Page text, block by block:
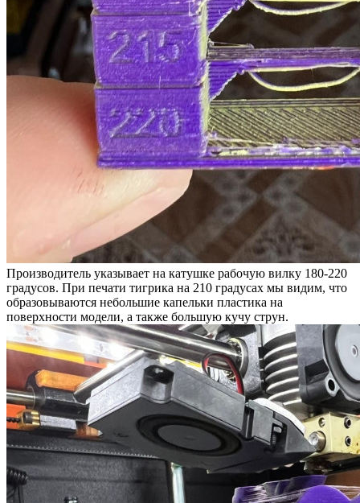
Производитель указывает на катушке рабочую вилку 180-220
градусов. При печати тигрика на 210 градусах мы видим, что
образовываются небольшие капельки пластика на
поверхности модели, а также большую кучу струн.